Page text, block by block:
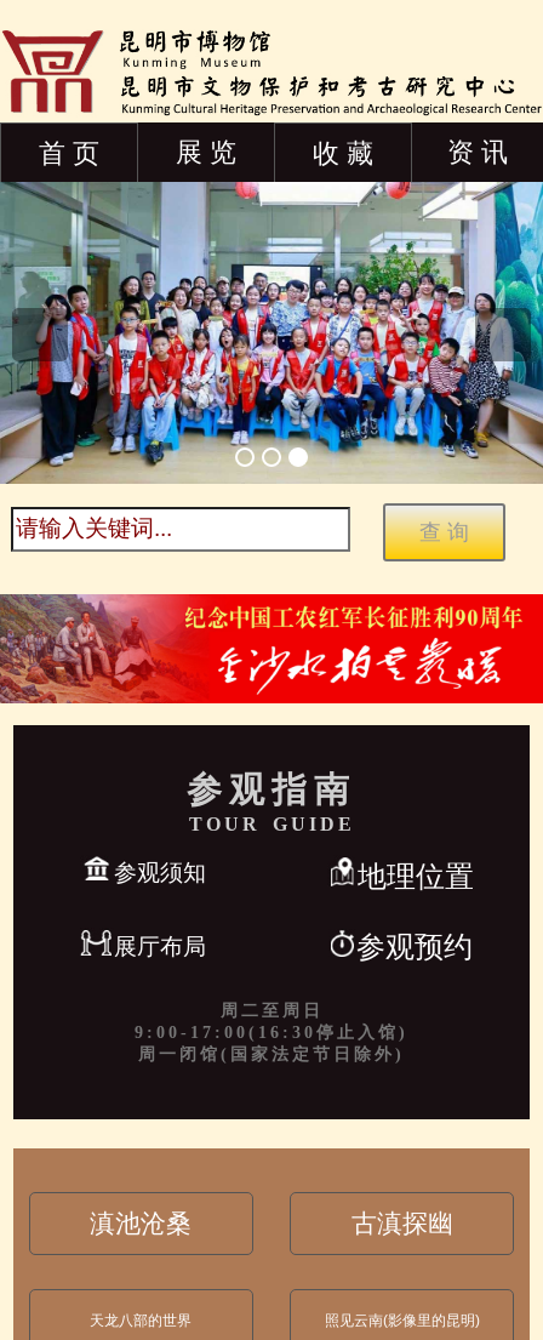
首 页 展 览 收 藏 资 讯
参观指南
TOUR GUIDE
参观须知 地理位置
展厅布局 参观预约
周二至周日
9:00-17:00(16:30停止入馆)
周一闭馆(国家法定节日除外)
滇池沧桑 古滇探幽
天龙八部的世界 照见云南(影像里的昆明)